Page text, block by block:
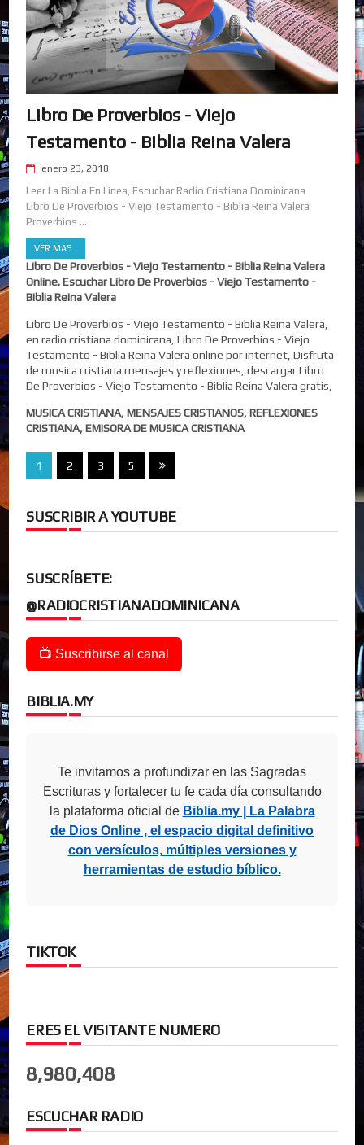
Libro De Proverbios - Viejo
Testamento - Biblia Reina Valera
enero 23, 2018
Leer La Biblia En Linea, Escuchar Radio Cristiana Dominicana
Libro De Proverbios - Viejo Testamento - Biblia Reina Valera
Proverbios ...
VER MAS..
Libro De Proverbios - Viejo Testamento - Biblia Reina Valera
Online. Escuchar Libro De Proverbios - Viejo Testamento -
Biblia Reina Valera
Libro De Proverbios - Viejo Testamento - Biblia Reina Valera,
en radio cristiana dominicana, Libro De Proverbios - Viejo
Testamento - Biblia Reina Valera online por internet, Disfruta
de musica cristiana mensajes y reflexiones, descargar Libro
De Proverbios - Viejo Testamento - Biblia Reina Valera gratis,
MUSICA CRISTIANA, MENSAJES CRISTIANOS, REFLEXIONES
CRISTIANA, EMISORA DE MUSICA CRISTIANA
1 2 3 5
SUSCRIBIR A YOUTUBE
SUSCRÍBETE:
@RADIOCRISTIANADOMINICANA
📺 Suscribirse al canal
BIBLIA.MY
Te invitamos a profundizar en las Sagradas
Escrituras y fortalecer tu fe cada día consultando
la plataforma oficial de Biblia.my | La Palabra
de Dios Online , el espacio digital definitivo
con versículos, múltiples versiones y
herramientas de estudio bíblico.
TIKTOK
ERES EL VISITANTE NUMERO
8,980,408
ESCUCHAR RADIO